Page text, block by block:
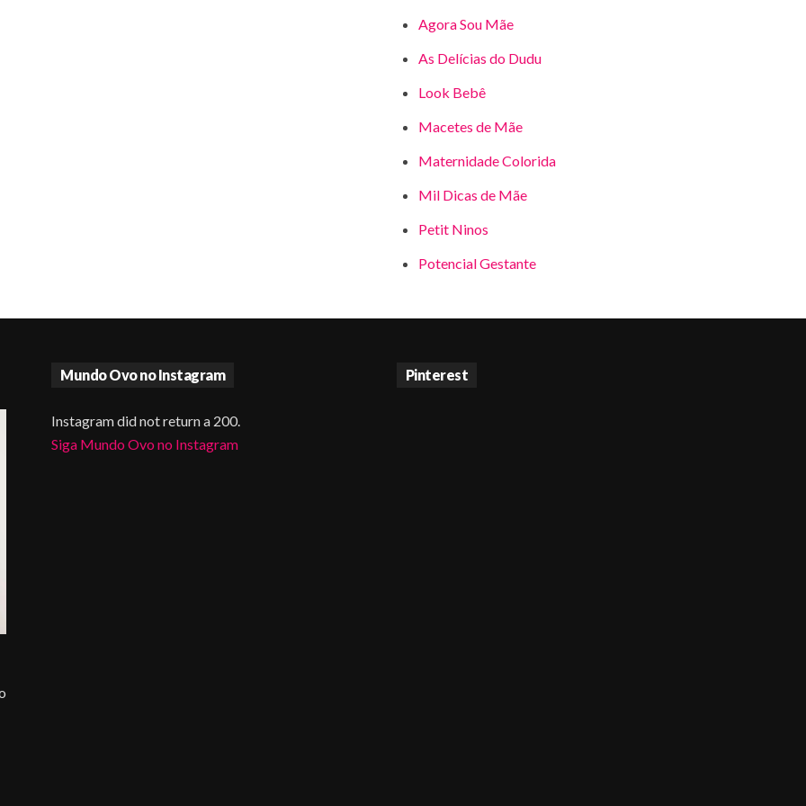
Agora Sou Mãe
As Delícias do Dudu
Look Bebê
Macetes de Mãe
Maternidade Colorida
Mil Dicas de Mãe
Petit Ninos
Potencial Gestante
Mundo Ovo no Instagram
Instagram did not return a 200.
Siga Mundo Ovo no Instagram
Pinterest